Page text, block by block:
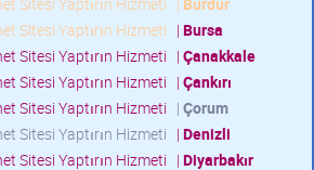
Sitesi Yaptırın Hizmeti | Bursa
Sitesi Yaptırın Hizmeti | Çanakkale
Sitesi Yaptırın Hizmeti | Çankırı
Sitesi Yaptırın Hizmeti | Çorum
Sitesi Yaptırın Hizmeti | Denizli
Sitesi Yaptırın Hizmeti | Diyarbakır